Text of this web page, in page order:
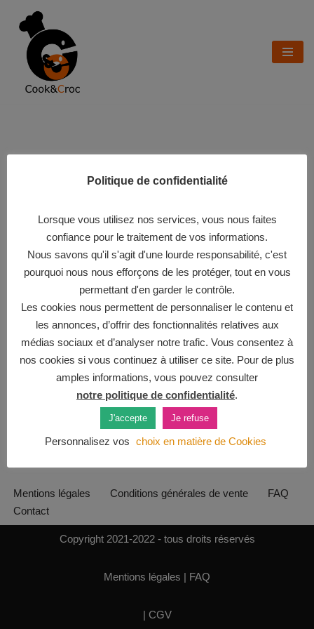
Aller
contenu
De grandes choses se
profilent à l’horizon
Quelque chose d’énorme se prépare ! Notre boutique est en
chantier et sera bientôt lancée !
Mentions légales Conditions générales de vente
FAQ
Contact
Copyright 2021-2022 - tous droits réservés
Mentions légales | FAQ
| CGV
Politique de confidentialité
Lorsque vous utilisez nos services, vous nous faites
confiance pour le traitement de vos informations.
Nous savons qu'il s'agit d'une lourde responsabilité, c'est
pourquoi nous nous efforçons de les protéger, tout en vous
permettant d'en garder le contrôle.
Les cookies nous permettent de personnaliser le contenu et
les annonces, d’offrir des fonctionnalités relatives aux
médias sociaux et d’analyser notre trafic. Vous consentez à
nos cookies si vous continuez à utiliser ce site. Pour de plus
amples informations, vous pouvez consulter
notre politique de confidentialité.
J'accepte Je refuse
Personnalisez vos choix en matière de Cookies